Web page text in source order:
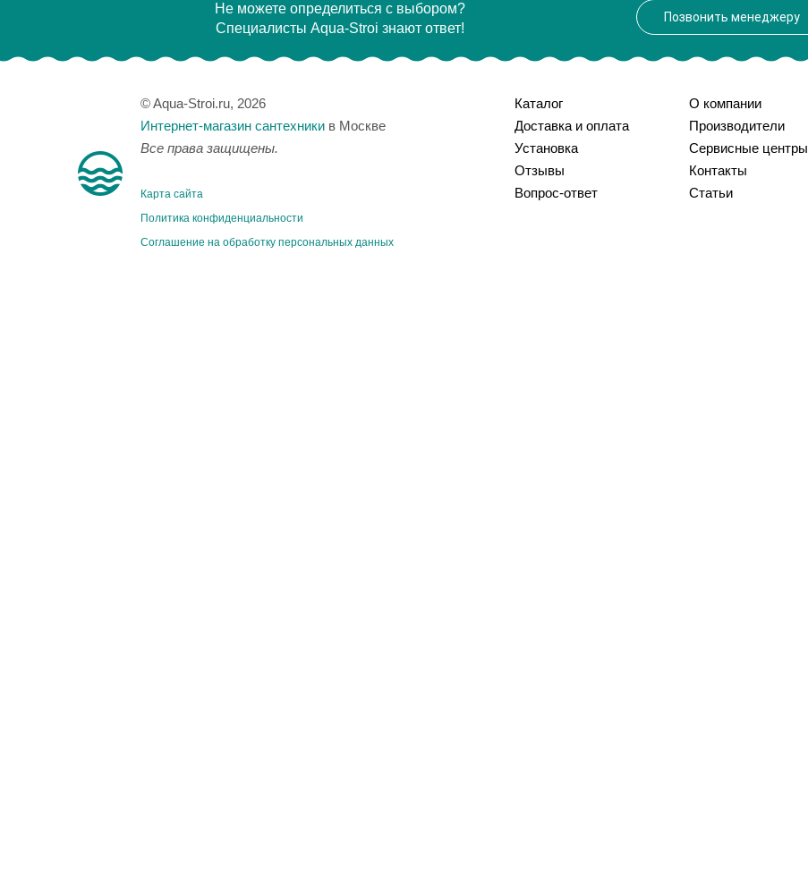
Не можете определиться с выбором?
Специалисты Aqua-Stroi знают ответ!
Позвонить менеджеру
© Aqua-Stroi.ru, 2026
Интернет-магазин сантехники в Москве
Все права защищены.
Карта сайта
Политика конфиденциальности
Соглашение на обработку персональных данных
Каталог
Доставка и оплата
Установка
Отзывы
Вопрос-ответ
О компании
Производители
Сервисные центры
Контакты
Статьи